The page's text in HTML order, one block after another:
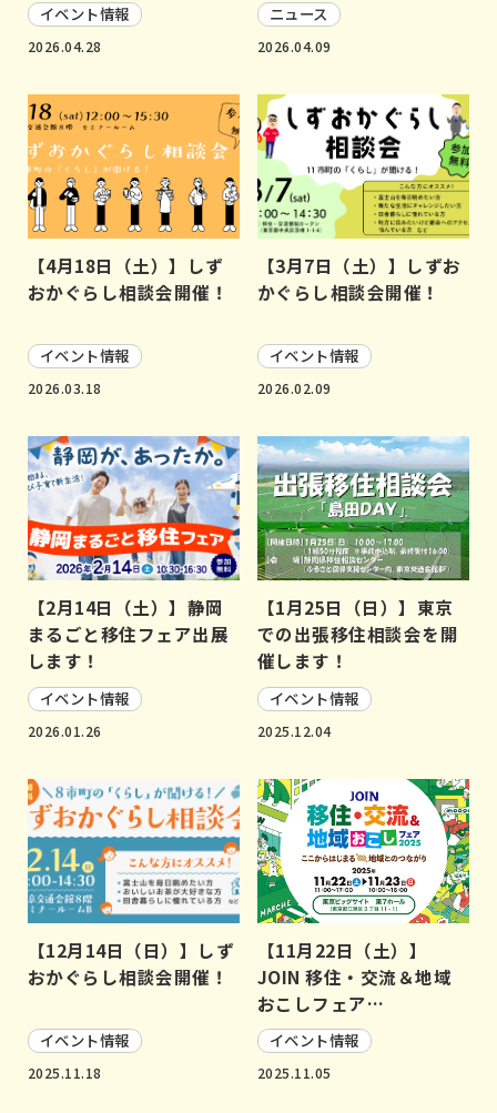
イベント情報
2026.04.28
ニュース
2026.04.09
【4月18日（土）】しず
おかぐらし相談会開催！
イベント情報
2026.03.18
【3月7日（土）】しずお
かぐらし相談会開催！
イベント情報
2026.02.09
【2月14日（土）】静岡
まるごと移住フェア出展
します！
イベント情報
2026.01.26
【1月25日（日）】東京
での出張移住相談会を開
催します！
イベント情報
2025.12.04
【12月14日（日）】しず
おかぐらし相談会開催！
イベント情報
2025.11.18
【11月22日（土）】
JOIN 移住・交流＆地域
おこしフェア…
イベント情報
2025.11.05